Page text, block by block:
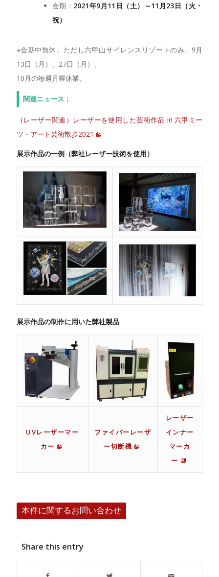
会期： 2021年9月11日（土）～11月23日（火・
祝）
※会期中無休。ただし六甲山サイレンスリゾートのみ、9月
13日（月）、27日（月）、
10月の毎週月曜休業。
関連ニュース；
（レーザー関連）レーザーを使用した芸術作品 in 六甲ミー
ツ・アート芸術散歩2021
展示作品の一例（弊社レーザー技術を使用）
展示作品の制作に用いた弊社製品
UVレーザーマー
カー
ファイバーレーザ
ー切断機
レーザー
インナー
マーカ
ー
本件に関するお問い合わせ
Share this entry